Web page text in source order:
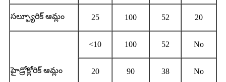
సల్ఫ్యూరిక్ ఆమ్లం 25 100 52 20
హైడ్రోక్లోరిక్ ఆమ్లం
<10 100 52 No
20 90 38 No